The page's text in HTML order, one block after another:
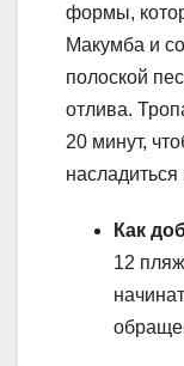
формы,
Макумба и
полоской
отлива.
20 минут,
Как
12